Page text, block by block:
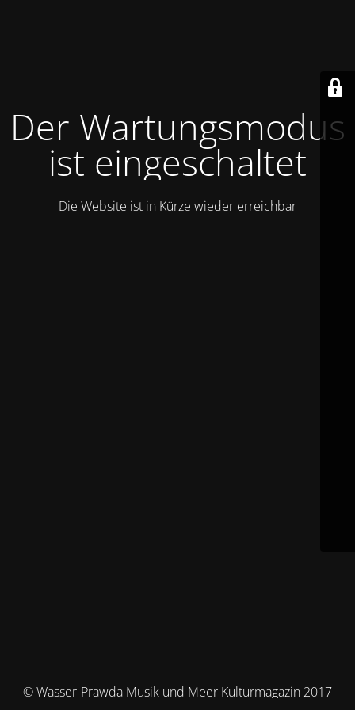
Der Wartungsmodus
ist eingeschaltet
Die Website ist in Kürze wieder erreichbar
© Wasser-Prawda Musik und Meer Kulturmagazin 2017